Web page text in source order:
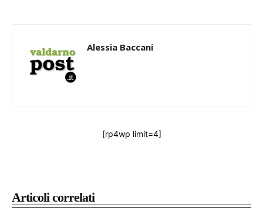
Articoli correlati
Alessia Baccani
[rp4wp limit=4]